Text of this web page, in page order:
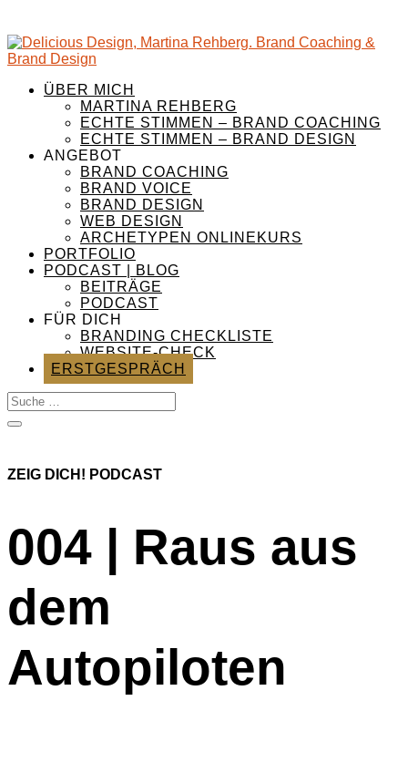
ÜBER MICH
MARTINA REHBERG
ECHTE STIMMEN – BRAND COACHING
ECHTE STIMMEN – BRAND DESIGN
ANGEBOT
BRAND COACHING
BRAND VOICE
BRAND DESIGN
WEB DESIGN
ARCHETYPEN ONLINEKURS
PORTFOLIO
PODCAST | BLOG
BEITRÄGE
PODCAST
FÜR DICH
BRANDING CHECKLISTE
WEBSITE-CHECK
ERSTGESPRÄCH
ZEIG DICH! PODCAST
004 | Raus aus
dem
Autopiloten